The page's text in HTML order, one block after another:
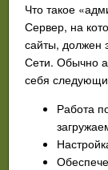
Что такое
Сервер, на
сайты, должен
Сети. Обычно
себя
Работа